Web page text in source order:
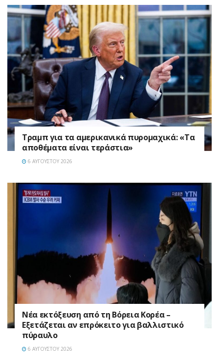
Τραμπ για τα αμερικανικά πυρομαχικά: «Τα
αποθέματα είναι τεράστια»
6 ΑΥΓΟΎΣΤΟΥ 2026
Νέα εκτόξευση από τη Βόρεια Κορέα –
Εξετάζεται αν επρόκειτο για βαλλιστικό
πύραυλο
6 ΑΥΓΟΎΣΤΟΥ 2026